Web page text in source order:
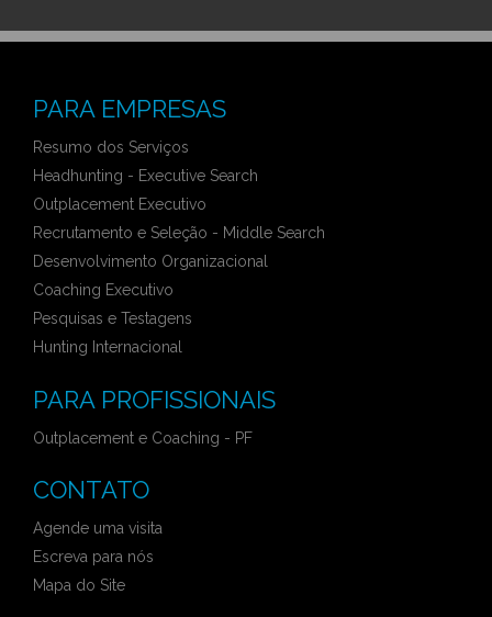
PARA EMPRESAS
Resumo dos Serviços
Headhunting - Executive Search
Outplacement Executivo
Recrutamento e Seleção - Middle Search
Desenvolvimento Organizacional
Coaching Executivo
Pesquisas e Testagens
Hunting Internacional
PARA PROFISSIONAIS
Outplacement e Coaching - PF
CONTATO
Agende uma visita
Escreva para nós
Mapa do Site